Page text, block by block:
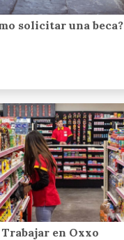
solicitar una beca?
Trabajar en Oxxo